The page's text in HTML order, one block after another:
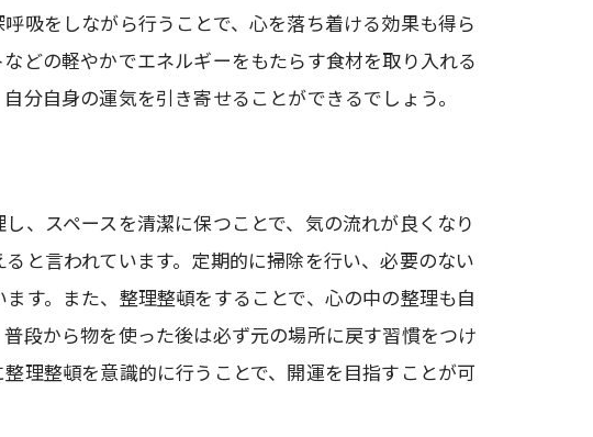
吸をしながら行うことで、心を落ち着ける効果も得ら
どの軽やかでエネルギーをもたらす食材を取り入れる
分自身の運気を引き寄せることができるでしょう。
、スペースを清潔に保つことで、気の流れが良くなり
と言われています。定期的に掃除を行い、必要のない
す。また、整理整頓をすることで、心の中の整理も自
段から物を使った後は必ず元の場所に戻す習慣をつけ
理整頓を意識的に行うことで、開運を目指すことが可